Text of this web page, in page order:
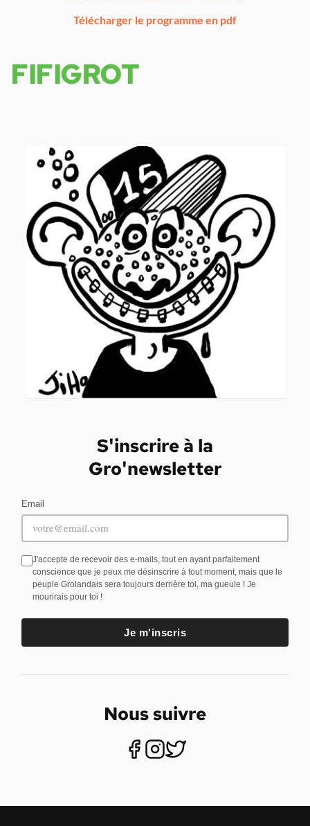
FIFIGROT
S'inscrire à la
Gro'newsletter
Email
J'accepte de recevoir des e-mails, tout en ayant parfaitement
conscience que je peux me désinscrire à tout moment, mais que le
peuple Grolandais sera toujours derrière toi, ma gueule ! Je
mourirais pour toi !
Je m'inscris
Nous suivre
Télécharger le programme en pdf